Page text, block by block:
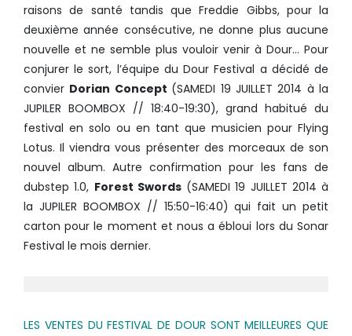
raisons de santé tandis que Freddie Gibbs, pour la
deuxième année consécutive, ne donne plus aucune
nouvelle et ne semble plus vouloir venir à Dour… Pour
conjurer le sort, l’équipe du Dour Festival a décidé de
convier Dorian Concept (SAMEDI 19 JUILLET 2014 à la
JUPILER BOOMBOX // 18:40-19:30), grand habitué du
festival en solo ou en tant que musicien pour Flying
Lotus. Il viendra vous présenter des morceaux de son
nouvel album. Autre confirmation pour les fans de
dubstep 1.0, Forest Swords(SAMEDI 19 JUILLET 2014 à
la JUPILER BOOMBOX // 15:50-16:40) qui fait un petit
carton pour le moment et nous a ébloui lors du Sonar
Festival le mois dernier.
LES VENTES DU FESTIVAL DE DOUR SONT MEILLEURES QUE